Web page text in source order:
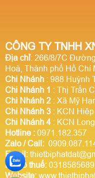
CÔNG TY TNHH
Địa chỉ: 266/8/7C
Hoà, Thành phố Hồ Chí
Chi Nhánh : 988 Huỳnh
Chi Nhánh 1 : Thị Trấn
Chi Nhánh 2 : Xã Mỹ
Chi Nhánh 3 : KCN
Chi Nhánh 4 : KCN
Hotline : 0971.182.357
Zalo / Call:
Email:
Mã số thuế: 0318585689
Website: